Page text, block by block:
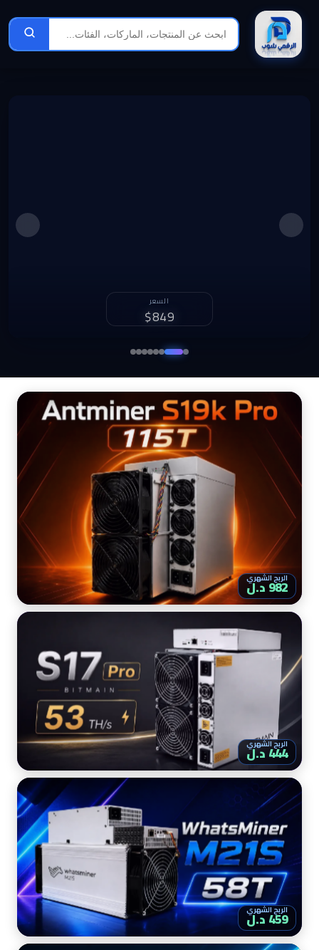
السعر
$860
الربح الشهري
1,275 د.ل
الربح الشهري
982 د.ل
الربح الشهري
444 د.ل
الربح الشهري
459 د.ل